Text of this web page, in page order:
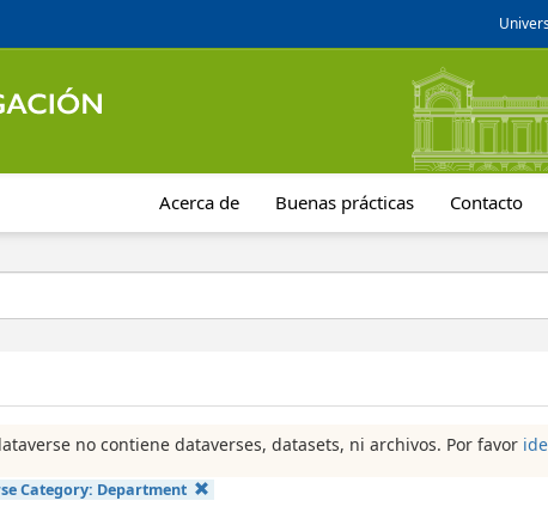
Acerca de Buenas prácticas Contacto
no contiene dataverses, datasets, ni archivos. Por favor
Category: Department